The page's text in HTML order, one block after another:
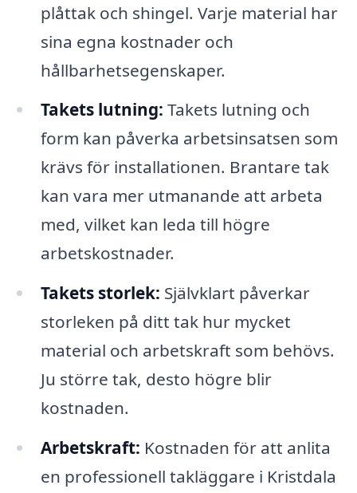
plåttak och shingel. Varje material har
sina egna kostnader och
hållbarhetsegenskaper.
Takets lutning: Takets lutning och
form kan påverka arbetsinsatsen som
krävs för installationen. Brantare tak
kan vara mer utmanande att arbeta
med, vilket kan leda till högre
arbetskostnader.
Takets storlek: Självklart påverkar
storleken på ditt tak hur mycket
material och arbetskraft som behövs.
Ju större tak, desto högre blir
kostnaden.
Arbetskraft: Kostnaden för att anlita
en professionell takläggare i Kristdala